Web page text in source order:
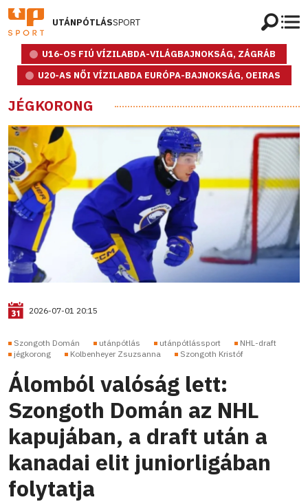
UTÁNPÓTLÁSSPORT
U16-OS FIÚ VÍZILABDA-VILÁGBAJNOKSÁG, ZÁGRÁB
U20-AS NŐI VÍZILABDA EURÓPA-BAJNOKSÁG, OEIRAS
JÉGKORONG
2026-07-01 20:15
Szongoth Domán utánpótlás utánpótlássport
NHL-draft
jégkorong
Kolbenheyer Zsuzsanna Szongoth Kristóf
Álomból valóság lett:
Szongoth Domán az NHL
kapujában, a draft után a
kanadai elit juniorligában
folytatja